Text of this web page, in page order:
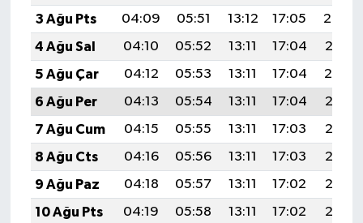
3 Ağu Pts
04:09 05:51 13:12 17:05
20:22
4 Ağu Sal
04:10 05:52 13:11 17:04
20:21
5 Ağu Çar
04:12 05:53 13:11 17:04
20:19
6 Ağu Per
04:13 05:54 13:11 17:04
20:18
7 Ağu Cum
04:15 05:55 13:11 17:03
20:17
8 Ağu Cts
04:16 05:56 13:11 17:03
20:16
9 Ağu Paz
04:18 05:57 13:11 17:02
20:15
10 Ağu Pts
04:19 05:58 13:11 17:02
20:13